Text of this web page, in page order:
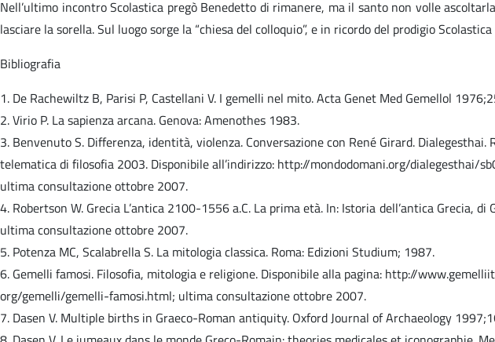
Nell’ultimo incontro Scolastica pregò Benedetto di rimanere, ma il santo non volle
lasciare la sorella. Sul luogo sorge la “chiesa del colloquio”, e in ricordo del prodigio
Bibliografia
1. De Rachewiltz B, Parisi P, Castellani V. I gemelli nel mito. Acta Genet Med Gemellol
2. Virio P. La sapienza arcana. Genova: Amenothes 1983.
3. Benvenuto S. Differenza, identità, violenza. Conversazione con René Girard. Dialegesthai.
telematica di filosofia 2003. Disponibile all’indirizzo: http://mondodomani.org/dialegesthai/
ultima consultazione ottobre 2007.
4. Robertson W. Grecia L’antica 2100-1556 a.C. La prima età. In: Istoria dell’antica
ultima consultazione ottobre 2007.
5. Potenza MC, Scalabrella S. La mitologia classica. Roma: Edizioni Studium; 1987.
6. Gemelli famosi. Filosofia, mitologia e religione. Disponibile alla pagina: http://www.gemelliit
org/gemelli/gemelli-famosi.html; ultima consultazione ottobre 2007.
7. Dasen V. Multiple births in Graeco-Roman antiquity. Oxford Journal of Archaeology